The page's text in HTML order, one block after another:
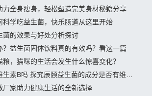
力全身瘦身，轻松塑造完美身材秘籍分享
科学吃益生菌，快乐肠道从这里开始
菌的效果与好处分析探讨
？益生菌固体饮料真的有效吗？看这一篇
，猫咪的生活会发生什么惊喜变化？
素B吗 探究辰颐益生菌的成分是否有维生素B
厂家助力健康生活的全新选择